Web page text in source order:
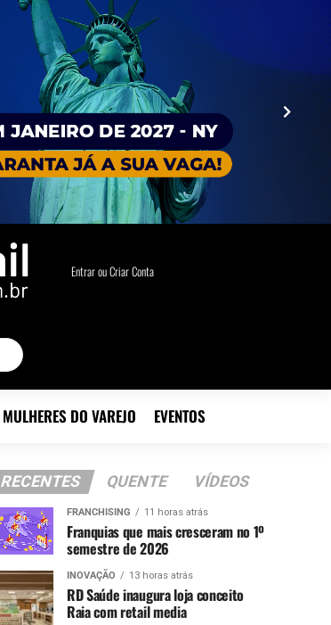
Entrar ou Criar Conta
MULHERES DO VAREJO EVENTOS
RECENTES QUENTE VÍDEOS
FRANCHISING 11 horas atrás
Franquias que mais cresceram no 1º
semestre de 2026
INOVAÇÃO 13 horas atrás
RD Saúde inaugura loja conceito
Raia com retail media